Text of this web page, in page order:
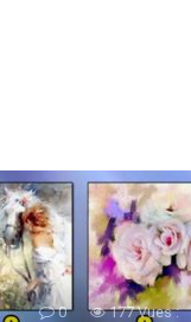
0 177 Vues :